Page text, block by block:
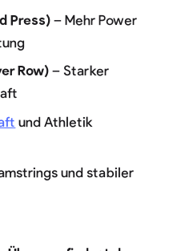
Press) – Mehr Power
Row) – Starker
und Athletik
und stabiler